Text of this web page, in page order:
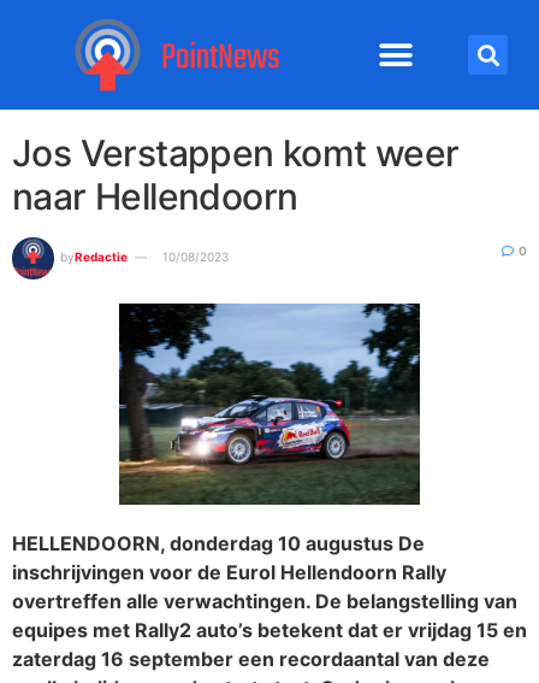
Jos Verstappen komt weer
naar Hellendoorn
byRedactie 10/08/2023 0
HELLENDOORN, donderdag 10 augustus De
inschrijvingen voor de Eurol Hellendoorn Rally
overtreffen alle verwachtingen. De belangstelling van
equipes met Rally2 auto’s betekent dat er vrijdag 15 en
zaterdag 16 september een recordaantal van deze